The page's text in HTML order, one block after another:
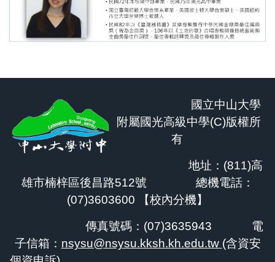
國立中山大學
附屬國光高級中學(C)版權所
有
地址：(811)高
雄市楠梓區後昌路512號 總機電話：
(07)3603600 【校內分機】
傳真號碼：(07)3635943
電
子信箱： nsysu@nsysu.kksh.kh.edu.tw (含資安